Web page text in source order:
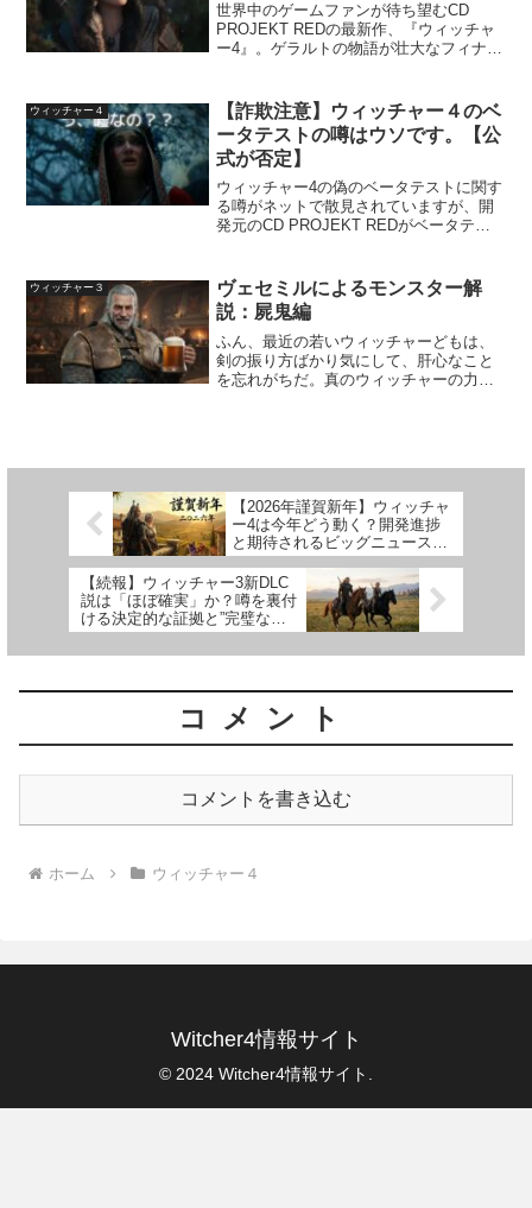
世界中のゲームファンが待ち望むCD
PROJEKT REDの最新作、『ウィッチャ
ー4』。ゲラルトの物語が壮大なフィナー
る情報を、気になるQ&A形式でわかりや
すくまとめま...
ウィッチャー４
【詐欺注意】ウィッチャー４のベ
ータテストの噂はウソです。【公
式が否定】
ウィッチャー4の偽のベータテストに関す
る噂がネットで散見されていますが、開
発元のCD PROJEKT REDがベータテス
んか？ウィッチャー４のベータテスト募
集のメッセー...
ウィッチャー３
ヴェセミルによるモンスター解
説：屍鬼編
ふん、最近の若いウィッチャーどもは、
剣の振り方ばかり気にして、肝心なこと
を忘れがちだ。真のウィッチャーの力
【2026年謹賀新年】ウィッチャ
ー4は今年どう動く？開発進捗
と期待されるビッグニュースを
大予想！
【続報】ウィッチャー3新DLC
説は「ほぼ確実」か？噂を裏付
ける決定的な証拠と”完璧な開
発体制”
コメント
コメントを書き込む
ホーム ウィッチャー４
Witcher4情報サイト
© 2024 Witcher4情報サイト.